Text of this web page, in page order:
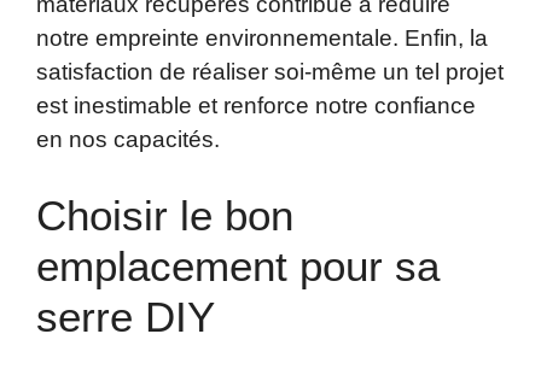
notre empreinte environnementale. Enfin, la
satisfaction de réaliser soi-même un tel projet
est inestimable et renforce notre confiance
en nos capacités.
Choisir le bon
emplacement pour sa
serre DIY